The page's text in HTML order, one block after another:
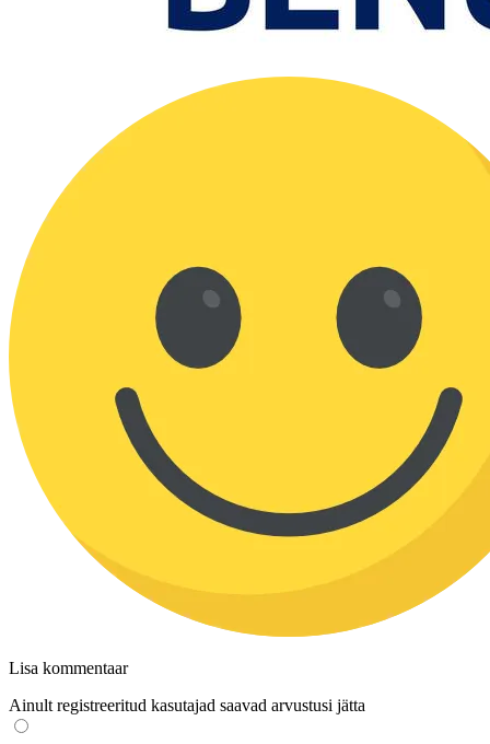
Lisa kommentaar
Ainult registreeritud kasutajad saavad arvustusi jätta